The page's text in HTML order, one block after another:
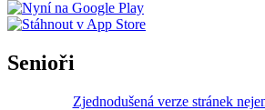
Senioři
Zjednodušená verze stránek